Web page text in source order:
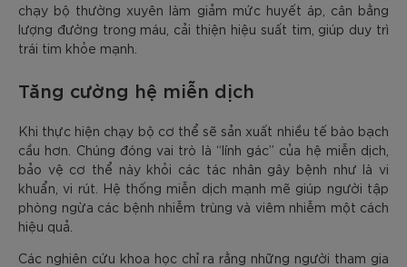
chạy bộ thường xuyên làm giảm mức huyết áp, cân bằng
lượng đường trong máu, cải thiện hiệu suất tim, giúp duy trì
trái tim khỏe mạnh.
Tăng cường hệ miễn dịch
Khi thực hiện chạy bộ cơ thể sẽ sản xuất nhiều tế bào bạch
cầu hơn. Chúng đóng vai trò là “lính gác” của hệ miễn dịch,
bảo vệ cơ thể này khỏi các tác nhân gây bệnh như là vi
khuẩn, vi rút. Hệ thống miễn dịch mạnh mẽ giúp người tập
phòng ngừa các bệnh nhiễm trùng và viêm nhiễm một cách
hiệu quả.
Các nghiên cứu khoa học chỉ ra rằng những người tham gia